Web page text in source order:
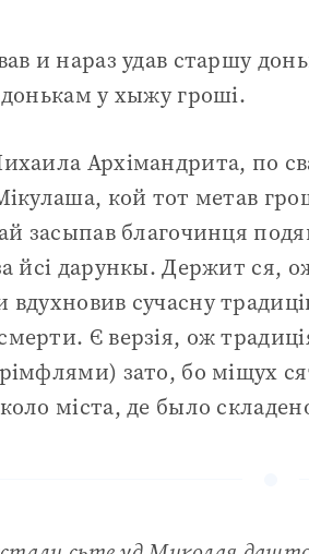
и нараз удав старшу
у хыжу гроші.
Архімандрита, по
кой тот метав
засыпав благочинця
йсі дарункы. Держит ся,
вдухновив сучасну
Є верзія, ож
зато, бо міщух
міста, де было